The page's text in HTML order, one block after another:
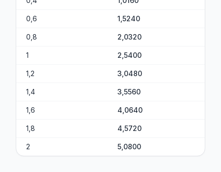
0,6 1,5240
0,8 2,0320
1 2,5400
1,2 3,0480
1,4 3,5560
1,6 4,0640
1,8 4,5720
2 5,0800